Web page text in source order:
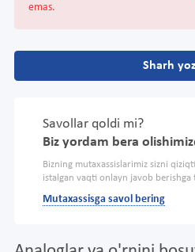
emas.
Sharh
Savollar qoldi mi?
Biz yordam bera
Bizning mutaxassislarimiz sizni
istalgan vaqti onlayn javob berishga
Mutaxassisga savol bering